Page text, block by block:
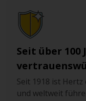
Seit über 100
Seit 1918 ist
und weltweit